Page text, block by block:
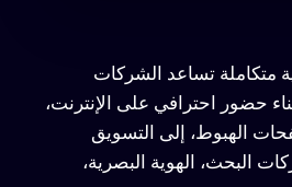
متكاملة تساعد الشركات
حضور احترافي على الإنترنت،
الهبوط، إلى التسويق
البحث، الهوية البصرية،